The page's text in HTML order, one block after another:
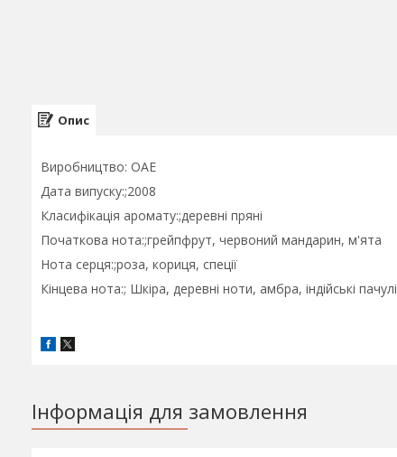
Опис
Виробництво: ОАЕ
Дата випуску:;2008
Класифікація аромату:;деревні пряні
Початкова нота:;грейпфрут, червоний мандарин, м'ята
Нота серця:;роза, кориця, спеції
Кінцева нота:; Шкіра, деревні ноти, амбра, індійські пачулі
Інформація для замовлення